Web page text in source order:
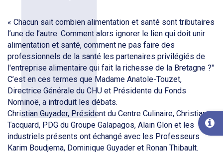
« Chacun sait combien alimentation et santé sont tributaires
l’une de l’autre. Comment alors ignorer le lien qui doit unir
alimentation et santé, comment ne pas faire des
professionnels de la santé les partenaires privilégiés de
l'entreprise alimentaire qui fait la richesse de la Bretagne ?"
C’est en ces termes que Madame Anatole-Touzet,
Directrice Générale du CHU et Présidente du Fonds
Nominoë, a introduit les débats.
Christian Guyader, Président du Centre Culinaire, Christian
Tacquard, PDG du Groupe Galapagos, Alain Glon et les
industriels présents ont échangé avec les Professeurs
Karim Boudjema, Dominique Guyader et Ronan Thibault.